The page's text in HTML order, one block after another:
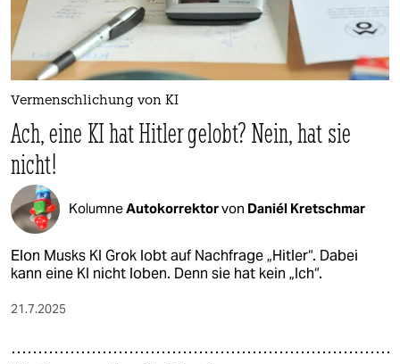
Vermenschlichung von KI
Ach, eine KI hat Hitler gelobt? Nein, hat sie
nicht!
KolumneAutokorrektorvon Daniél Kretschmar
Elon Musks KI Grok lobt auf Nachfrage „Hitler“. Dabei
kann eine KI nicht loben. Denn sie hat kein „Ich“.
21.7.2025